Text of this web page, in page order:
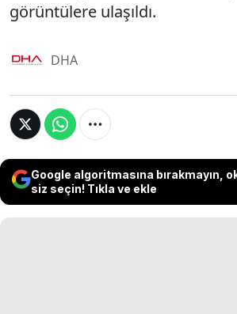
görüntülere ulaşıldı.
DHA
Google algoritmasına bırakmayın,
siz seçin! Tıkla ve ekle